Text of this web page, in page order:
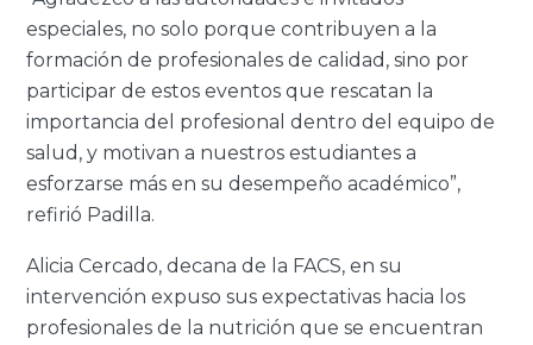
especiales, no solo porque contribuyen a la
formación de profesionales de calidad, sino por
participar de estos eventos que rescatan la
importancia del profesional dentro del equipo de
salud, y motivan a nuestros estudiantes a
esforzarse más en su desempeño académico”,
refirió Padilla.
Alicia Cercado, decana de la FACS, en su
intervención expuso sus expectativas hacia los
profesionales de la nutrición que se encuentran